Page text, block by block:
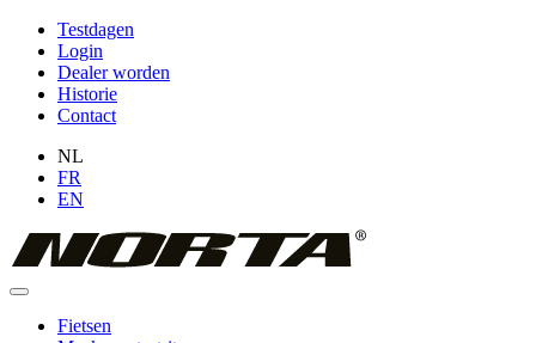
Overslaan
naar
inhoud
Topmenu
(niet
ingelogd)
Testdagen
Login
Dealer worden
Historie
Contact
NL
FR
EN
Fietsen